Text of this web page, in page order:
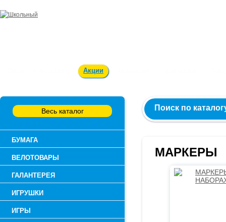
Акции
Весь каталог
БУМАГА
ВЕЛОТОВАРЫ
ГАЛАНТЕРЕЯ
ИГРУШКИ
ИГРЫ
Поиск по
МАРКЕРЫ